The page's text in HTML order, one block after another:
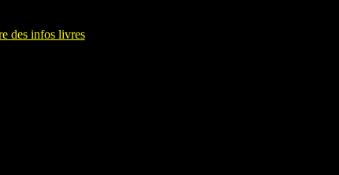
des infos livres